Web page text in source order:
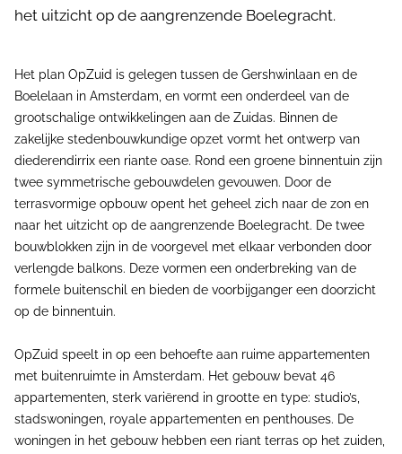
het uitzicht op de aangrenzende Boelegracht.
Het plan OpZuid is gelegen tussen de Gershwinlaan en de
Boelelaan in Amsterdam, en vormt een onderdeel van de
grootschalige ontwikkelingen aan de Zuidas. Binnen de
zakelijke stedenbouwkundige opzet vormt het ontwerp van
diederendirrix een riante oase. Rond een groene binnentuin zijn
twee symmetrische gebouwdelen gevouwen. Door de
terrasvormige opbouw opent het geheel zich naar de zon en
naar het uitzicht op de aangrenzende Boelegracht. De twee
bouwblokken zijn in de voorgevel met elkaar verbonden door
verlengde balkons. Deze vormen een onderbreking van de
formele buitenschil en bieden de voorbijganger een doorzicht
op de binnentuin.
OpZuid speelt in op een behoefte aan ruime appartementen
met buitenruimte in Amsterdam. Het gebouw bevat 46
appartementen, sterk variërend in grootte en type: studio’s,
stadswoningen, royale appartementen en penthouses. De
woningen in het gebouw hebben een riant terras op het zuiden,